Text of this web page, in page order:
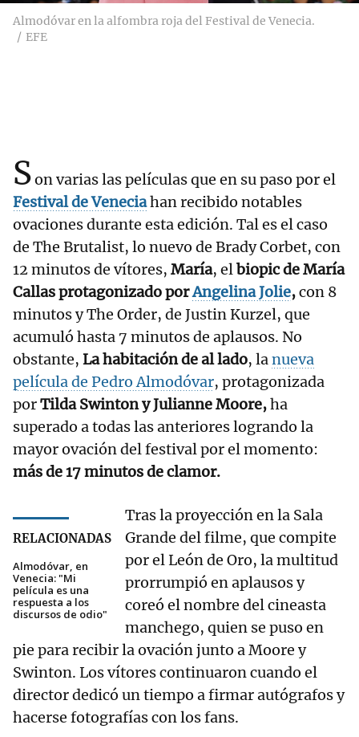
Almodóvar en la alfombra roja del Festival de Venecia.
EFE
Son varias las películas que en su paso por el
Festival de Veneciahan recibido notables
ovaciones durante esta edición. Tal es el caso
de The Brutalist, lo nuevo de Brady Corbet, con
12 minutos de vítores, María, elbiopic de María
Callas protagonizado porAngelina Jolie,con 8
minutos y The Order, de Justin Kurzel, que
acumuló hasta 7 minutos de aplausos. No
obstante, La habitación de al lado, lanueva
película de Pedro Almodóvar, protagonizada
porTilda Swinton y Julianne Moore,ha
superado a todas las anteriores logrando la
mayor ovación del festival por el momento:
más de 17 minutos de clamor.
RELACIONADAS
Almodóvar, en
Venecia: "Mi
película es una
respuesta a los
discursos de odio"
Tras la proyección en la Sala
Grande del filme, que compite
por el León de Oro, la multitud
prorrumpió en aplausos y
coreó el nombre del cineasta
manchego, quien se puso en
pie para recibir la ovación junto a Moore y
Swinton. Los vítores continuaron cuando el
director dedicó un tiempo a firmar autógrafos y
hacerse fotografías con los fans.